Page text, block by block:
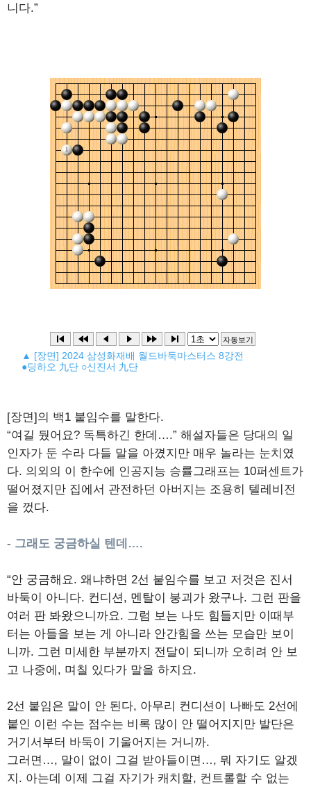
니다.”
▲ [장면] 2024 삼성화재배 월드바둑마스터스 8강전
●딩하오 九단 ○신진서 九단
[장면]의 백1 붙임수를 말한다.
“여길 뒀어요? 독특하긴 한데….” 해설자들은 당대의 일
인자가 둔 수라 다들 말을 아꼈지만 매우 놀라는 눈치였
다. 의외의 이 한수에 인공지능 승률그래프는 10퍼센트가
떨어졌지만 집에서 관전하던 아버지는 조용히 텔레비전
을 껐다.
- 그래도 궁금하실 텐데….
“안 궁금해요. 왜냐하면 2선 붙임수를 보고 저것은 진서
바둑이 아니다. 컨디션, 멘탈이 붕괴가 왔구나. 그런 판을
여러 판 봐왔으니까요. 그럼 보는 나도 힘들지만 이때부
터는 아들을 보는 게 아니라 안간힘을 쓰는 모습만 보이
니까. 그런 미세한 부분까지 전달이 되니까 오히려 안 보
고 나중에, 며칠 있다가 말을 하지요.
2선 붙임은 말이 안 된다, 아무리 컨디션이 나빠도 2선에
붙인 이런 수는 점수는 비록 많이 안 떨어지지만 발단은
거기서부터 바둑이 기울어지는 거니까.
그러면…, 말이 없이 그걸 받아들이면…, 뭐 자기도 알겠
지. 아는데 이제 그걸 자기가 캐치할, 컨트롤할 수 없는